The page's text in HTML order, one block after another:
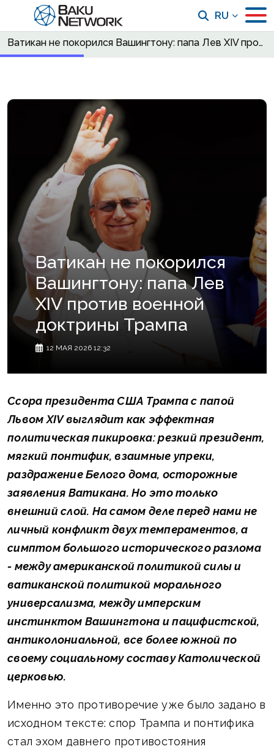
RU
Ватикан не покорился Вашингтону: папа Лев XIV против военной доктрины Трампа
Ватикан не покорился
Вашингтону: папа Лев
XIV против военной
доктрины Трампа
12 МАЯ 2026 12:32
Ссора президента США Трампа с папой
Львом XIV выглядит как эффектная
политическая пикировка: резкий президент,
мягкий понтифик, взаимные упреки,
раздражение Белого дома, осторожные
заявления Ватикана. Но это только
внешний слой. На самом деле перед нами не
личный конфликт двух темпераментов, а
симптом большого исторического разлома
- между американской политикой силы и
ватиканской политикой морального
универсализма, между имперским
инстинктом Вашингтона и пацифистской,
антиколониальной, все более южной по
своему социальному составу Католической
церковью.
Именно это противоречие уже было задано в
исходном тексте: спор Трампа и понтифика
стал эхом давнего противостояния